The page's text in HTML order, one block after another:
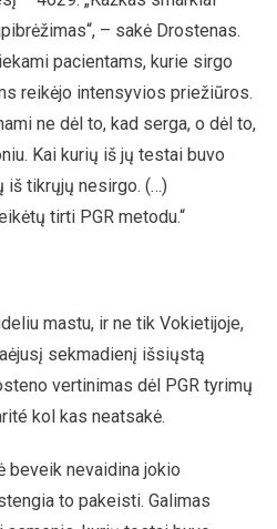
– sakė Drostenas.
pacientams, kurie sirgo
reikėjo intensyvios priežiūros.
ne dėl to, kad serga, o dėl to,
Kai kurių iš jų testai buvo
iš tikrųjų nesirgo. (…)
tirti PGR metodu.“
mastu, ir ne tik Vokietijoje,
sekmadienį išsiųstą
vertinimas dėl PGR tyrimų
kol kas neatsakė.
beveik nevaidina jokio
to pakeisti. Galimas